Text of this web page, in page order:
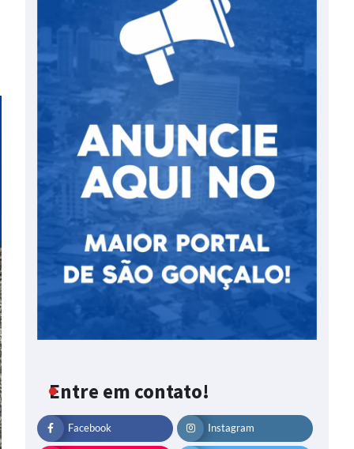
Entre em contato!
Facebook Instagram